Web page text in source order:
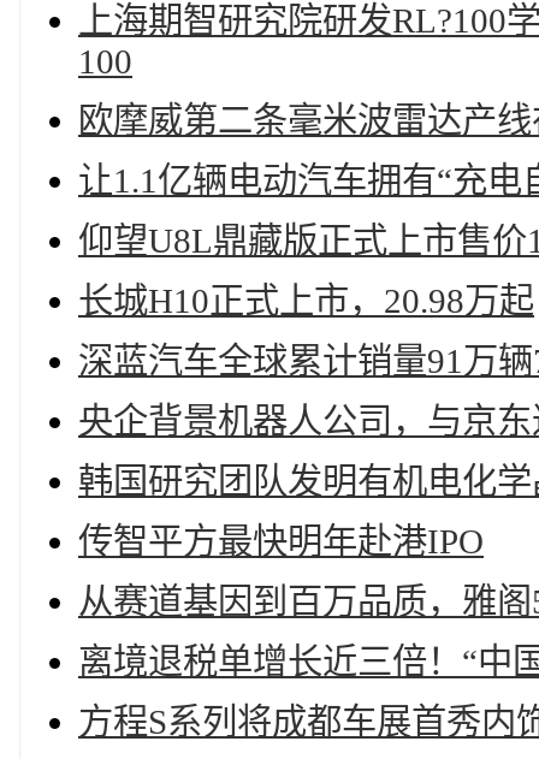
上海期智研究院研发RL?100
100
欧摩威第二条毫米波雷达产
让1.1亿辆电动汽车拥有“充电
仰望U8L鼎藏版正式上市售价
长城H10正式上市，20.98万起
深蓝汽车全球累计销量91万
央企背景机器人公司，与京
韩国研究团队发明有机电化
传智平方最快明年赴港IPO
从赛道基因到百万品质，雅
离境退税单增长近三倍！“中
方程S系列将成都车展首秀内